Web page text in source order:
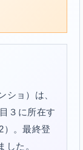
ショ）は、
３に所在す
）。最終登
た。